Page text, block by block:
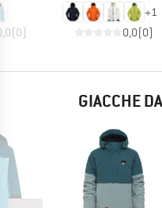
(0)
+1
0,0(0)
GIACCHE